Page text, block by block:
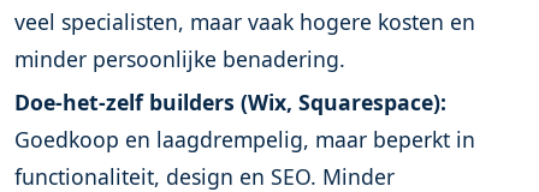
veel specialisten, maar vaak hogere kosten en
minder persoonlijke benadering.
Doe-het-zelf builders (Wix, Squarespace):
Goedkoop en laagdrempelig, maar beperkt in
functionaliteit, design en SEO. Minder